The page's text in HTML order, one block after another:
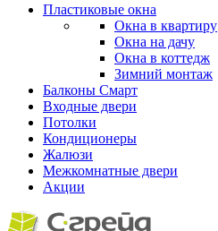
Пластиковые окна
Окна в квартиру
Окна на дачу
Окна в коттедж
Зимний монтаж
Балконы Смарт
Входные двери
Потолки
Кондиционеры
Жалюзи
Межкомнатные двери
Акции